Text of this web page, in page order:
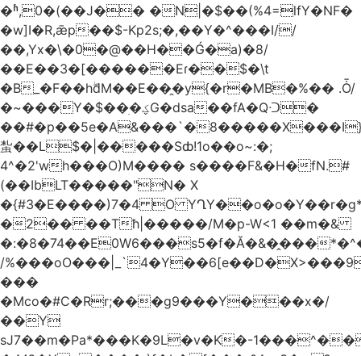
�ʱ,0�(��J�� �N|�$��(%4=lfY�NF�
�w]I�R,ǣp��$-Kp2s;�,��Y�^���I//
��,Yx�\�0�@��H��Ǵ�a)�8/
��Е��3�[������Eɾ��$�\t
�B_�F��hۖdM��E��̯�y{�r�MB�%�� .Ȱ/
�~���Y�$��ׅ�ؼG�dsa��fA�Qᑝ�
��#�p��5e�A&���`�
蚻��L$�|�����Sȸ!1o��o~:�;
4^�2'wh���O)M���� s����F&�H�fN.#
(��IbLT�����"N� X
�{#3�E����)7�4 O
�2�� ��Tħ|�����/M�p-W<1 ��m�&
�:�8�74��E0W6���s5�f�Ă�&�̭���
/
���
�Mco�#C�Rr;���g9���Y���x�/
��Y
sJ7��m�Pa*���K�9L�v�K�-